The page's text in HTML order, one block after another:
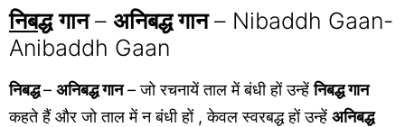
निबद्ध गान– अनिबद्ध गान– Nibaddh Gaan-
Anibaddh Gaan
निबद्ध– अनिबद्ध गान– जो रचनायें ताल में बंधी हों उन्हेंनिबद्ध गान
कहते हैं और जो ताल में न बंधी हों , केवल स्वरबद्ध हों उन्हें अनिबद्ध